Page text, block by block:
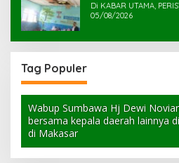
Di KABAR UTAMA,
05/08/2026
Tag Populer
Wabup Sumbawa Hj Dewi
bersama kepala daerah lainnya
di Makasar